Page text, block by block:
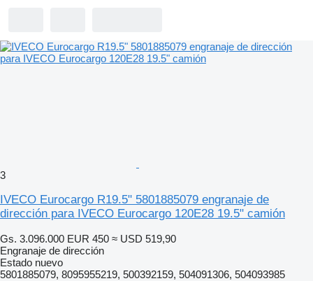
3
IVECO Eurocargo R19.5" 5801885079 engranaje de
dirección para IVECO Eurocargo 120E28 19.5" camión
Gs. 3.096.000 EUR 450 ≈ USD 519,90
Engranaje de dirección
Estado nuevo
5801885079, 8095955219, 500392159, 504091306, 504093985